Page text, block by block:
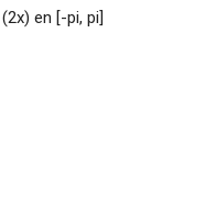
en [-pi, pi]